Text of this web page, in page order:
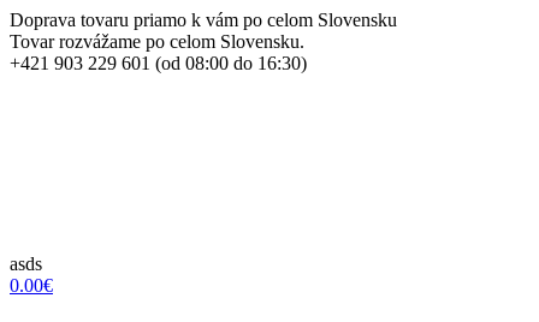
Doprava tovaru priamo k vám po celom Slovensku
Tovar rozvážame po celom Slovensku.
+421 903 229 601 (od 08:00 do 16:30)
asds
0.00€